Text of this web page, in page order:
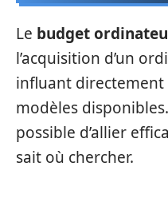
Le budget
l’acquisition d’un
influant directement
modèles
possible d’allier
sait où chercher.